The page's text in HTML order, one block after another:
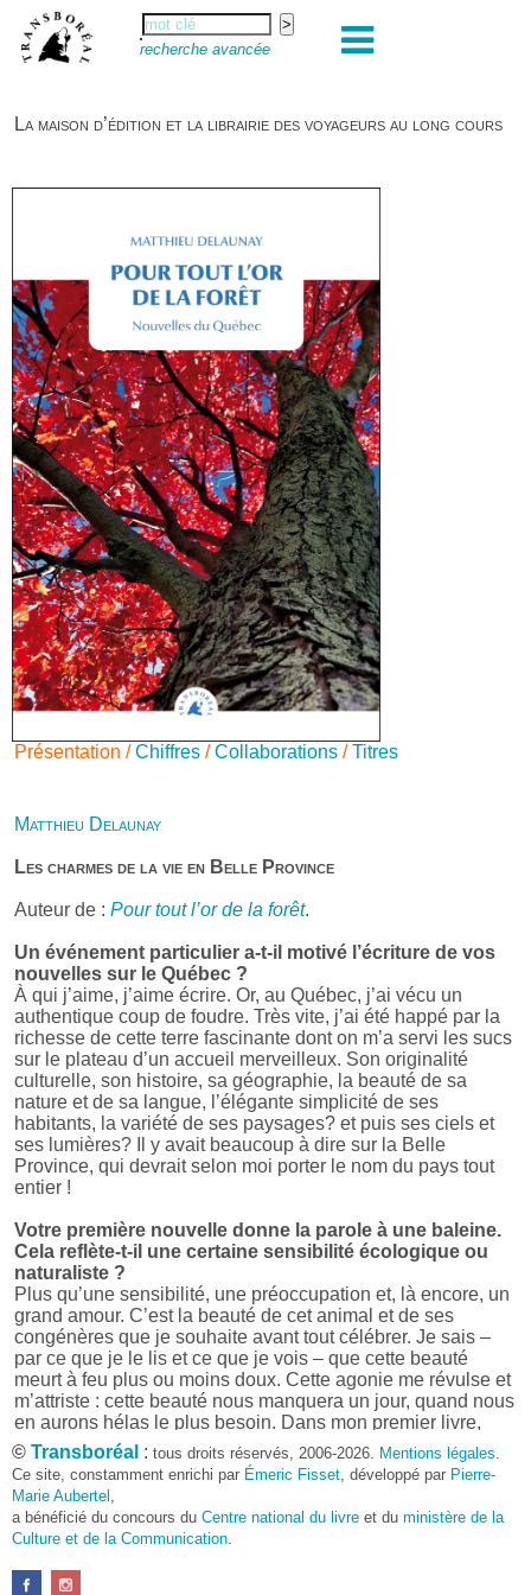
recherche avancée
La maison d’édition et la librairie des voyageurs au long cours
Présentation /Chiffres /Collaborations /Titres
Matthieu Delaunay
Les charmes de la vie en Belle Province
Auteur de : Pour tout l’or de la forêt.
Un événement particulier a-t-il motivé l’écriture de vos
nouvelles sur le Québec ?
À qui j’aime, j’aime écrire. Or, au Québec, j’ai vécu un
authentique coup de foudre. Très vite, j’ai été happé par la
richesse de cette terre fascinante dont on m’a servi les sucs
sur le plateau d’un accueil merveilleux. Son originalité
culturelle, son histoire, sa géographie, la beauté de sa
nature et de sa langue, l’élégante simplicité de ses
habitants, la variété de ses paysages? et puis ses ciels et
ses lumières? Il y avait beaucoup à dire sur la Belle
Province, qui devrait selon moi porter le nom du pays tout
entier !
Votre première nouvelle donne la parole à une baleine.
Cela reflète-t-il une certaine sensibilité écologique ou
naturaliste ?
Plus qu’une sensibilité, une préoccupation et, là encore, un
grand amour. C’est la beauté de cet animal et de ses
congénères que je souhaite avant tout célébrer. Je sais –
par ce que je le lis et ce que je vois – que cette beauté
meurt à feu plus ou moins doux. Cette agonie me révulse et
m’attriste : cette beauté nous manquera un jour, quand nous
en aurons hélas le plus besoin. Dans mon premier livre,
j’avais pris goût à me mettre dans la peau d’une bête. Outre
l’intérêt de l’exercice littéraire, il me semble que cela peut
être un bon moyen pour transmettre certains messages.
Pourquoi avoir choisi le format des nouvelles plutôt
qu’un autre ?
D’abord parce que j’aime (décidément!) en lire !
© Transboréal : tous droits réservés, 2006-2026. Mentions légales
Ce site, constamment enrichi par Émeric Fisset , développé par Pierre-
Marie Aubertel
a bénéficié du concours du Centre national du livre et du ministère de la
Culture et de la Communication